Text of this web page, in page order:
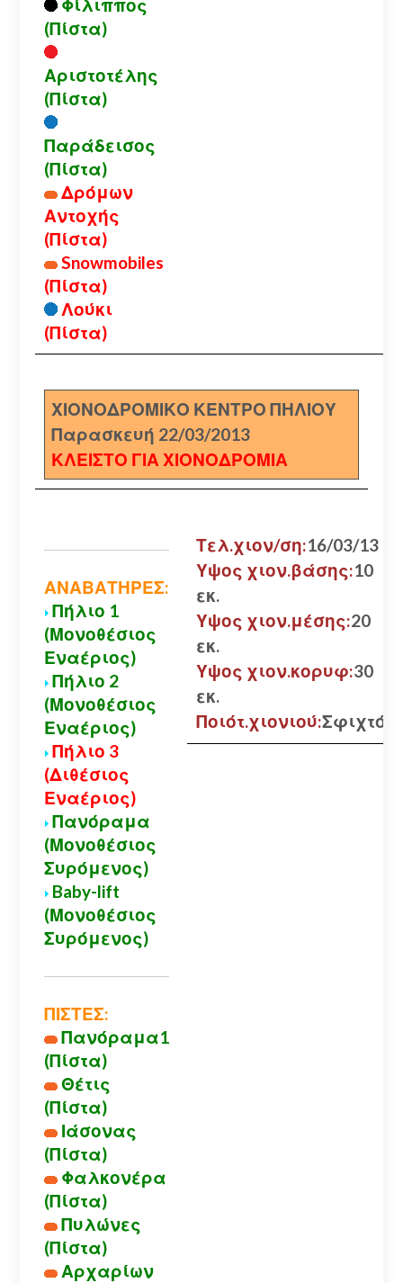
Φίλιππος
(Πίστα)
Αριστοτέλης
(Πίστα)
Παράδεισος
(Πίστα)
Δρόμων
Αντοχής
(Πίστα)
Snowmobiles
(Πίστα)
Λούκι
(Πίστα)
ΧΙΟΝΟΔΡΟΜΙΚΟ ΚΕΝΤΡΟ ΠΗΛΙΟΥ
Παρασκευή 22/03/2013
ΚΛΕΙΣΤΟ ΓΙΑ ΧΙΟΝΟΔΡΟΜΙΑ
ΑΝΑΒΑΤΗΡΕΣ:
Πήλιο 1
(Μονοθέσιος
Εναέριος)
Πήλιο 2
(Μονοθέσιος
Εναέριος)
Πήλιο 3
(Διθέσιος
Εναέριος)
Πανόραμα
(Μονοθέσιος
Συρόμενος)
Baby-lift
(Μονοθέσιος
Συρόμενος)
ΠΙΣΤΕΣ:
Πανόραμα1
(Πίστα)
Θέτις
(Πίστα)
Ιάσονας
(Πίστα)
Φαλκονέρα
(Πίστα)
Πυλώνες
(Πίστα)
Αρχαρίων
Τελ.χιον/ση:16/03/13
Υψος χιον.βάσης:10
εκ.
Υψος χιον.μέσης:20
εκ.
Υψος χιον.κορυφ:30
εκ.
Ποιότ.χιονιού:Σφιχτό